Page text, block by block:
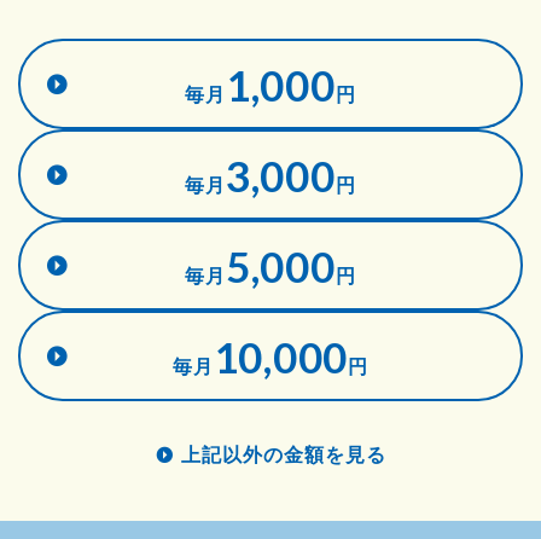
毎月 1,000円
毎月 3,000円
毎月 5,000円
毎月 10,000円
上記以外の金額を見る